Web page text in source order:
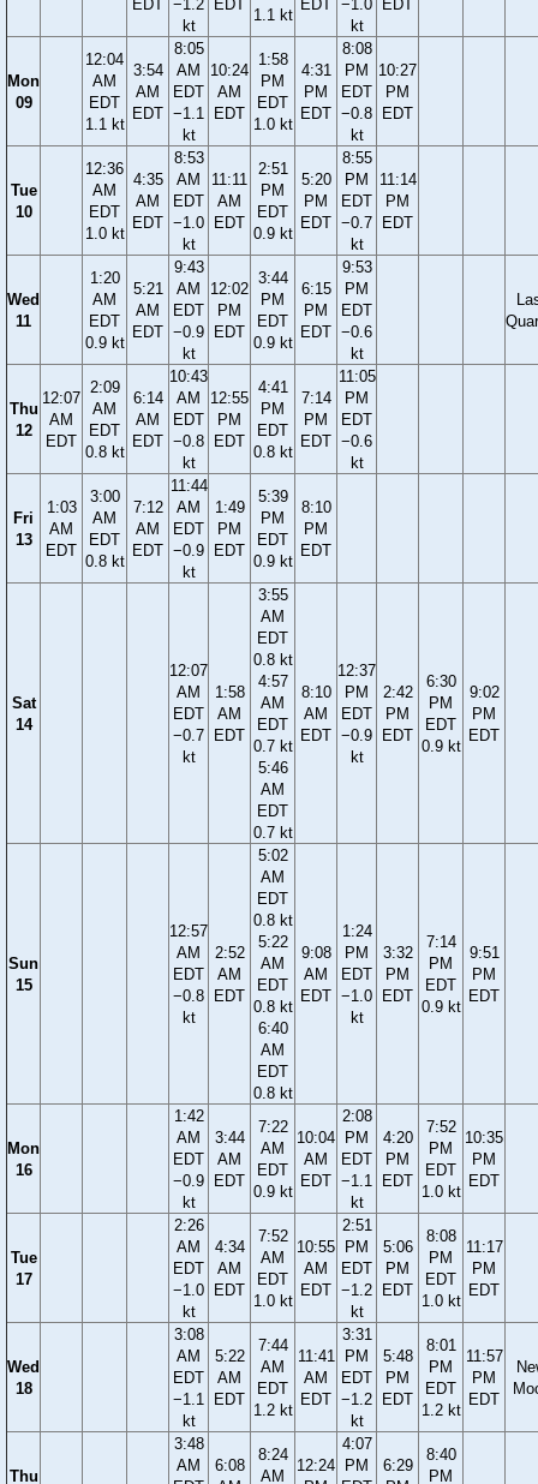
EDT
−1.2
kt
EDT
1.1 kt
EDT
−1.0
kt
EDT
Mon
09
12:04
AM
EDT
1.1 kt
3:54
AM
EDT
8:05
AM
EDT
−1.1
kt
10:24
AM
EDT
1:58
PM
EDT
1.0 kt
4:31
PM
EDT
8:08
PM
EDT
−0.8
kt
10:27
PM
EDT
Tue
10
12:36
AM
EDT
1.0 kt
4:35
AM
EDT
8:53
AM
EDT
−1.0
kt
11:11
AM
EDT
2:51
PM
EDT
0.9 kt
5:20
PM
EDT
8:55
PM
EDT
−0.7
kt
11:14
PM
EDT
Wed
11
1:20
AM
EDT
0.9 kt
5:21
AM
EDT
9:43
AM
EDT
−0.9
kt
12:02
PM
EDT
3:44
PM
EDT
0.9 kt
6:15
PM
EDT
9:53
PM
EDT
−0.6
kt
Thu
12
12:07
AM
EDT
2:09
AM
EDT
0.8 kt
6:14
AM
EDT
10:43
AM
EDT
−0.8
kt
12:55
PM
EDT
4:41
PM
EDT
0.8 kt
7:14
PM
EDT
11:05
PM
EDT
−0.6
kt
Fri
13
1:03
AM
EDT
3:00
AM
EDT
0.8 kt
7:12
AM
EDT
11:44
AM
EDT
−0.9
kt
1:49
PM
EDT
5:39
PM
EDT
0.9 kt
8:10
PM
EDT
Sat
14
12:07
AM
EDT
−0.7
kt
1:58
AM
EDT
3:55
AM
EDT
0.8 kt
4:57
AM
EDT
0.7 kt
5:46
AM
EDT
0.7 kt
8:10
AM
EDT
12:37
PM
EDT
−0.9
kt
2:42
PM
EDT
6:30
PM
EDT
0.9 kt
9:02
PM
EDT
Sun
15
12:57
AM
EDT
−0.8
kt
2:52
AM
EDT
5:02
AM
EDT
0.8 kt
5:22
AM
EDT
0.8 kt
6:40
AM
EDT
0.8 kt
9:08
AM
EDT
1:24
PM
EDT
−1.0
kt
3:32
PM
EDT
7:14
PM
EDT
0.9 kt
9:51
PM
EDT
Mon
16
1:42
AM
EDT
−0.9
kt
3:44
AM
EDT
7:22
AM
EDT
0.9 kt
10:04
AM
EDT
2:08
PM
EDT
−1.1
kt
4:20
PM
EDT
7:52
PM
EDT
1.0 kt
10:35
PM
EDT
Tue
17
2:26
AM
EDT
−1.0
kt
4:34
AM
EDT
7:52
AM
EDT
1.0 kt
10:55
AM
EDT
2:51
PM
EDT
−1.2
kt
5:06
PM
EDT
8:08
PM
EDT
1.0 kt
11:17
PM
EDT
Wed
18
3:08
AM
EDT
−1.1
kt
5:22
AM
EDT
7:44
AM
EDT
1.2 kt
11:41
AM
EDT
3:31
PM
EDT
−1.2
kt
5:48
PM
EDT
8:01
PM
EDT
1.2 kt
11:57
PM
EDT
Thu
3:48
AM
6:08
8:24
AM
12:24
4:07
PM
6:29
8:40
PM